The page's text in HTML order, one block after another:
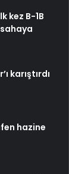
kez B-1B
karıştırdı
hazine